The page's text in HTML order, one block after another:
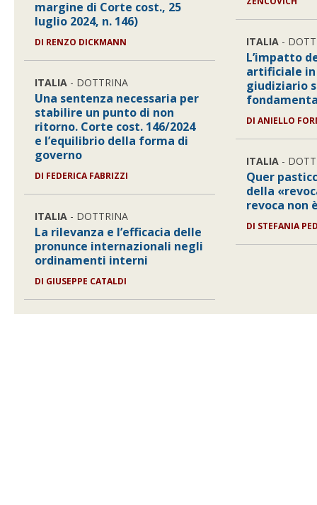
margine di Corte cost., 25
luglio 2024, n. 146)
DI RENZO DICKMANN
ITALIA - DOTTRINA
Una sentenza necessaria per
stabilire un punto di non
ritorno. Corte cost. 146/2024
e l’equilibrio della forma di
governo
DI FEDERICA FABRIZZI
ITALIA - DOTTRINA
La rilevanza e l’efficacia delle
pronunce internazionali negli
ordinamenti interni
DI GIUSEPPE CATALDI
ITALIA -
L’impatto
artificiale
giudiziario
DIANIELLO
ITALIA -
Quer
della
revoca non
DI STEFANIA